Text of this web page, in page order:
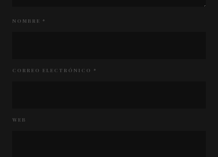
NOMBRE *
CORREO ELECTRÓNICO *
WEB